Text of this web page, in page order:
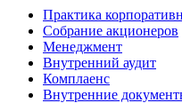
Практика
Собрание акционеров
Менеджмент
Внутренний аудит
Комплаенс
Внутренние